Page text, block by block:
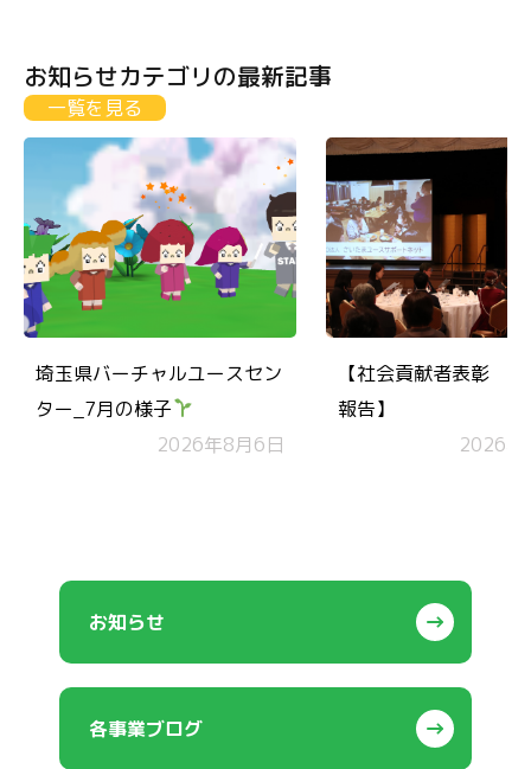
お知らせカテゴリの最新記事
一覧を見る
埼玉県バーチャルユースセン
ター_7月の様子
2026年8月6日
【社会貢献者表彰
報告】
2026年
お知らせ
各事業ブログ